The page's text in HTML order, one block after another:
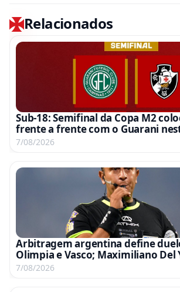
Relacionados
Sub-18: Semifinal da Copa M2
frente a frente com o Guarani
15h
7/08/2026
Arbitragem argentina define
Olimpia e Vasco; Maximiliano Del
Germán Delfino comanda o VAR
7/08/2026